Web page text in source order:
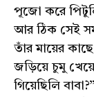
পূজো করে
আর ঠিক সেই
তাঁর মায়ের
জড়িয়ে চুমু
গিয়েছিলি